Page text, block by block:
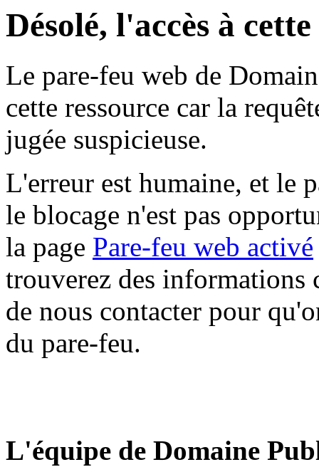
Désolé, l'accès à
Le pare-feu web de
cette ressource car la
jugée suspicieuse.
L'erreur est humaine, et le
le blocage n'est pas
la page Pare-feu web activé
trouverez des informations
de nous contacter pour
du pare-feu.
L'équipe de Domaine